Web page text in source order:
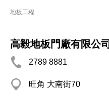
地板工程
高毅地板門廠有限公司
2789 8881
旺角 大南街70